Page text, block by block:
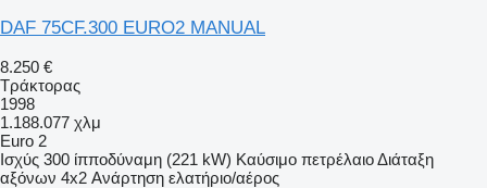
DAF 75CF.300 EURO2 MANUAL
8.250 €
Τράκτορας
1998
1.188.077 χλμ
Euro 2
Ισχύς 300 ίπποδύναμη (221 kW) Καύσιμο πετρέλαιοΔιάταξη
αξόνων 4x2 Ανάρτηση ελατήριο/αέρος